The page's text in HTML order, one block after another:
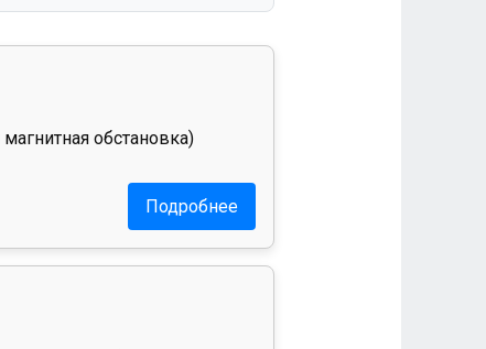
обстановка)
Подробнее